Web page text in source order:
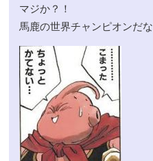
マジか？！
馬鹿の世界チャンピオンだな